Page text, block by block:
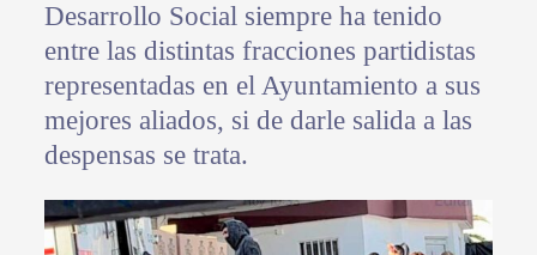
Desarrollo Social siempre ha tenido
entre las distintas fracciones partidistas
representadas en el Ayuntamiento a sus
mejores aliados, si de darle salida a las
despensas se trata.